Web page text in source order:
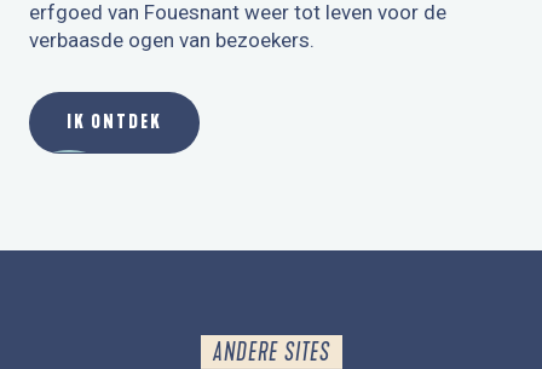
erfgoed van Fouesnant weer tot leven voor de
verbaasde ogen van bezoekers.
IK ONTDEK
ANDERE SITES